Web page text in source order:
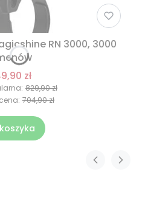
RN 3000, 3000
zł
829,90 zł
704,90 zł